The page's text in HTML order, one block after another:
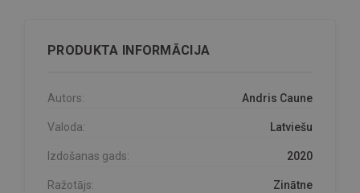
PRODUKTA INFORMĀCIJA
Autors: Andris Caune
Valoda: Latviešu
Izdošanas gads: 2020
Ražotājs: Zinātne